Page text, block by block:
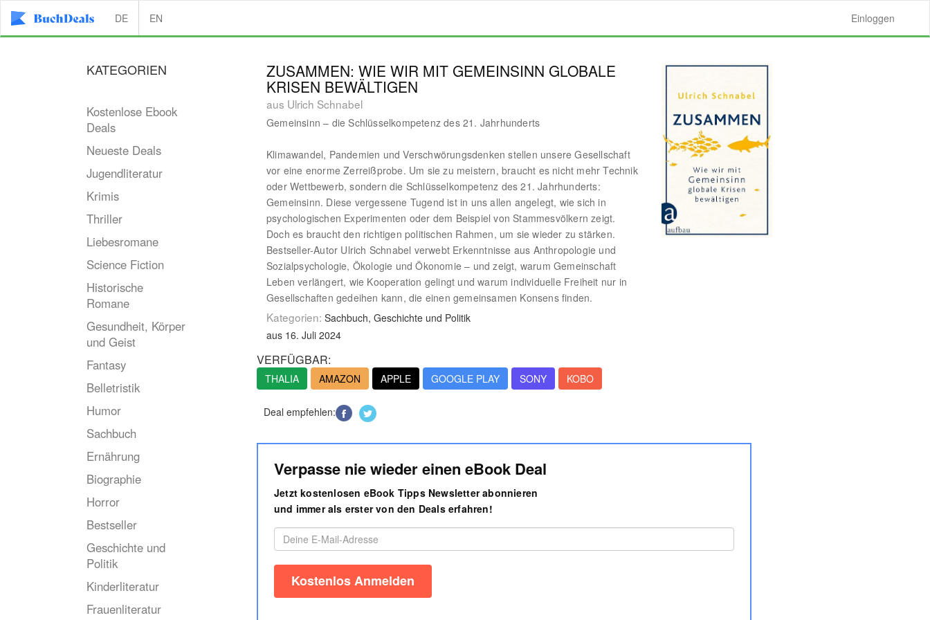
DE EN Einloggen
KATEGORIEN
Kostenlose Ebook
Deals
Neueste Deals
Jugendliteratur
Krimis
Thriller
Liebesromane
Science Fiction
Historische
Romane
Gesundheit, Körper
und Geist
Fantasy
Belletristik
Humor
Sachbuch
Ernährung
Biographie
Horror
Bestseller
Geschichte und
Politik
Kinderliteratur
Frauenliteratur
ZUSAMMEN: WIE WIR MIT GEMEINSINN GLOBALE
KRISEN BEWÄLTIGEN
aus Ulrich Schnabel
Gemeinsinn – die Schlüsselkompetenz des 21. Jahrhunderts
Klimawandel, Pandemien und Verschwörungsdenken stellen unsere Gesellschaft
vor eine enorme Zerreißprobe. Um sie zu meistern, braucht es nicht mehr Technik
oder Wettbewerb, sondern die Schlüsselkompetenz des 21. Jahrhunderts:
Gemeinsinn. Diese vergessene Tugend ist in uns allen angelegt, wie sich in
psychologischen Experimenten oder dem Beispiel von Stammesvölkern zeigt.
Doch es braucht den richtigen politischen Rahmen, um sie wieder zu stärken.
Bestseller-Autor Ulrich Schnabel verwebt Erkenntnisse aus Anthropologie und
Sozialpsychologie, Ökologie und Ökonomie – und zeigt, warum Gemeinschaft
Leben verlängert, wie Kooperation gelingt und warum individuelle Freiheit nur in
Gesellschaften gedeihen kann, die einen gemeinsamen Konsens finden.
Kategorien: Sachbuch, Geschichte und Politik
aus 16. Juli 2024
VERFÜGBAR:
THALIA AMAZON APPLE GOOGLE PLAY SONY KOBO
Deal empfehlen:
Verpasse nie wieder einen eBook Deal
Jetzt kostenlosen eBook Tipps Newsletter abonnieren
und immer als erster von den Deals erfahren!